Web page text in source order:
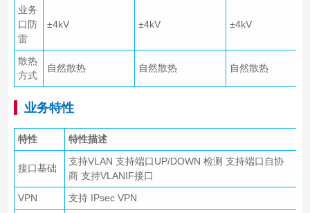
业务
口防
雷
±4kV ±4kV ±4kV
散热
方式
自然散热 自然散热 自然散热
业务特性
特性 特性描述
接口基础
支持VLAN 支持端口UP/DOWN 检测 支持端口自协
商 支持VLANIF接口
VPN
支持 IPsec VPN